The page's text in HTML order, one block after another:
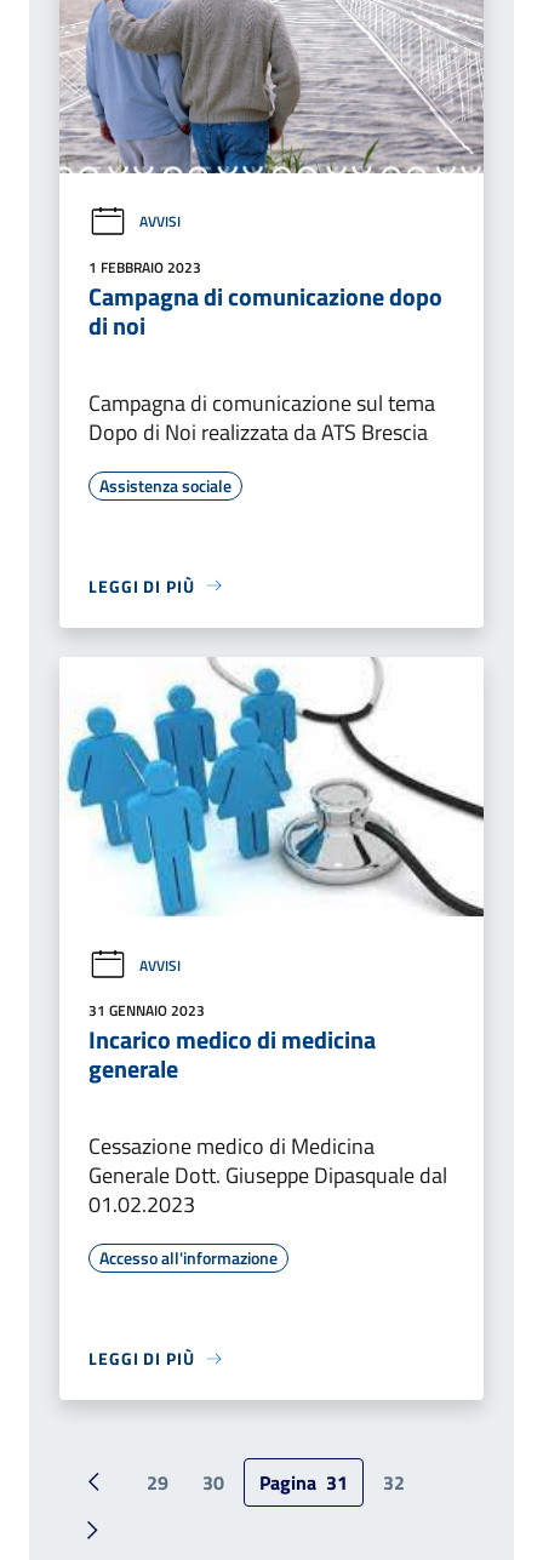
AVVISI
1 FEBBRAIO 2023
Campagna di comunicazione dopo
di noi
Campagna di comunicazione sul tema
Dopo di Noi realizzata da ATS Brescia
Assistenza sociale
LEGGI DI PIÙ
AVVISI
31 GENNAIO 2023
Incarico medico di medicina
generale
Cessazione medico di Medicina
Generale Dott. Giuseppe Dipasquale dal
01.02.2023
Accesso all'informazione
LEGGI DI PIÙ
Pagina precedente
29 30 Pagina 31 32
Pagina successiva